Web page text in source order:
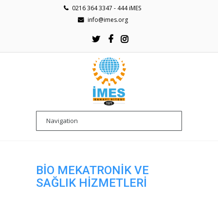
0216 364 3347 - 444 iMES
info@imes.org
BİO MEKATRONİK VE
SAĞLIK HİZMETLERİ